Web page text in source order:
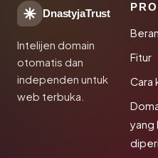
DnastyjaTrust
Intelijen domain
otomatis dan
independen untuk
web terbuka.
Fitur
Cara
yang